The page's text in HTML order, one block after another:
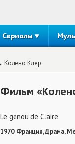
Сериалы
Колено Клер
Фильм
Le genou de Claire
1970, Франция, Драма,